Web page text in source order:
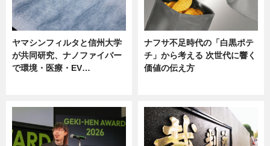
ヤマシンフィルタと信州大学
が共同研究、ナノファイバー
で環境・医療・EV…
ナフサ不足時代の「白黒ポテ
チ」から考える 次世代に響く
価値の伝え方